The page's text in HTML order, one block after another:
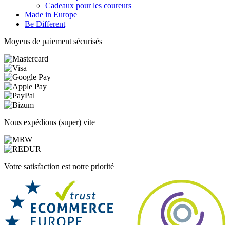
Cadeaux pour les coureurs
Made in Europe
Be Different
Moyens de paiement sécurisés
Nous expédions (super) vite
Votre satisfaction est notre priorité